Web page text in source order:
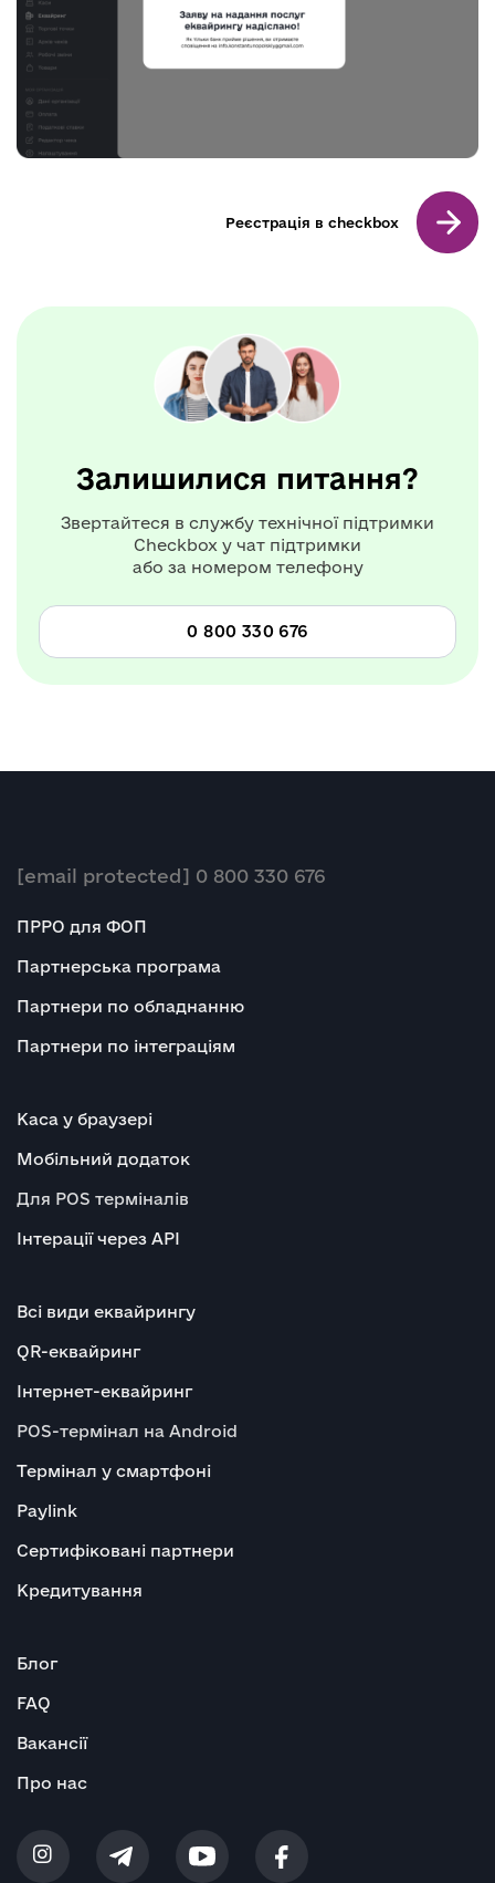
Реєстрація в checkbox
Залишилися питання?
Звертайтеся в службу технічної підтримки
Checkbox у чат підтримки
або за номером телефону
0 800 330 676
[email protected] 0 800 330 676
ПРРО для ФОП
Партнерська програма
Партнери по обладнанню
Партнери по інтеграціям
Каса у браузері
Мобільний додаток
Для POS терміналів
Інтерації через API
Всі види еквайрингу
QR-еквайринг
Інтернет-еквайринг
POS-термінал на Android
Термінал у смартфоні
Paylink
Сертифіковані партнери
Кредитування
Блог
FAQ
Вакансії
Про нас